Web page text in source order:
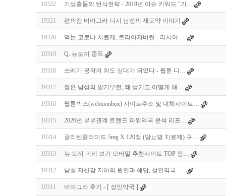
19322 기생충들의 번식전략 - 2019년 이슈 키워드 "기…
19321 편의점 비아그라 디시 남성의 재도약 이야기
19320 먹는 코로나 치료제, 트리아자비린 - 러시아 …
19319 Q. 뉴토끼 중독
19318 쓰레기 공작의 외도 상대가 되었다 - 웹툰 디…
19317 젊은 남성의 발기부전, 왜 생기고 어떻게 해…
19316 웹툰박스(webtoonbox) 사이트주소 및 대체사이트…
19315 2026년 부부관계 트렌드 파워약국 분석 리포…
19314 글리벤클라미드 5mg X 120정 (당뇨병 치료제) 구…
19313 뉴 토끼 미리 보기 모바일 추천사이트 TOP 정…
19312 남성 자신감 저하의 원인과 해답, 성인약국 …
19311 비아그라 후기 - [ 성인약국 ]